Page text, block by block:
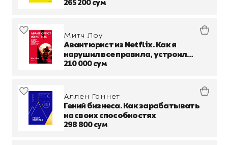
265 200 сум
Митч Лоу
Авантюрист из Netflix. Как я
нарушил все правила, устроил
переполох в Голливуде и изменил
210 000 сум
Аллен Ганнет
Гений бизнеса. Как зарабатывать
на своих способностях
298 800 сум